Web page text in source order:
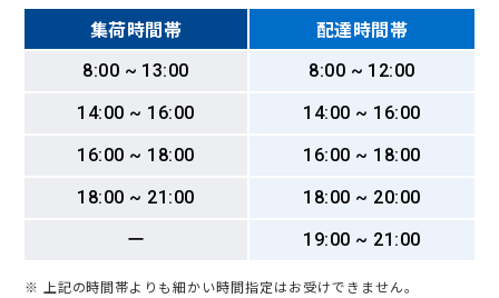
集荷時間帯 配達時間帯
8:00 ~ 13:00
8:00 ~ 12:00
14:00 ~ 16:00
14:00 ~ 16:00
16:00 ~ 18:00
16:00 ~ 18:00
18:00 ~ 21:00
18:00 ~ 20:00
ー
19:00 ~ 21:00
※ 上記の時間帯よりも細かい時間指定はお受けできません。